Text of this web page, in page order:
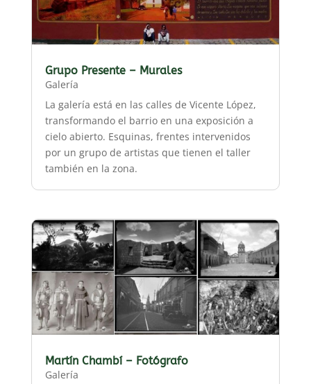
Grupo Presente – Murales
Galería
La galería está en las calles de Vicente López,
transformando el barrio en una exposición a
cielo abierto. Esquinas, frentes intervenidos
por un grupo de artistas que tienen el taller
también en la zona.
Martín Chambí – Fotógrafo
Galería